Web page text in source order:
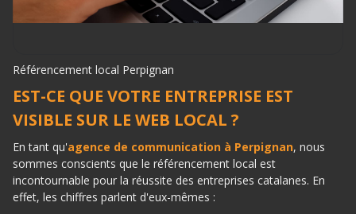
Référencement local Perpignan
EST-CE QUE VOTRE ENTREPRISE EST
VISIBLE SUR LE WEB LOCAL ?
En tant qu'agence de communication à Perpignan, nous
sommes conscients que le référencement local est
incontournable pour la réussite des entreprises catalanes. En
effet, les chiffres parlent d'eux-mêmes :